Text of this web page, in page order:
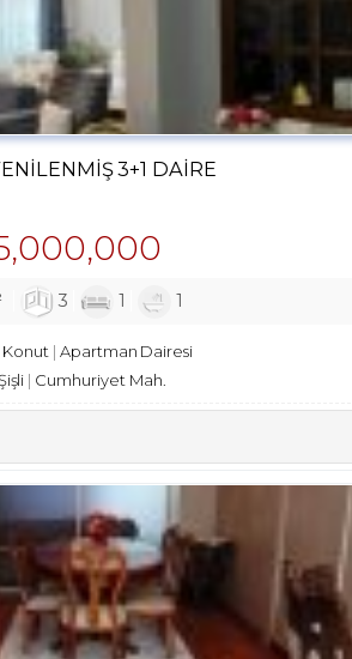
3+1 DAIRE
3 1 1
Konut
Apartman Dairesi
Cumhuriyet Mah.